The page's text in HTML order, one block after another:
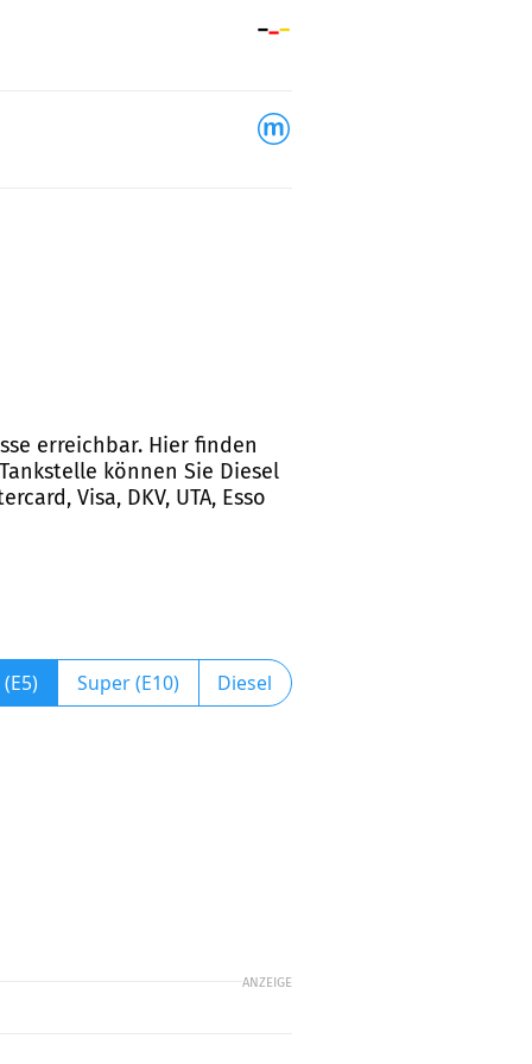
erreichbar. Hier finden
können Sie Diesel
Visa, DKV, UTA, Esso
Super (E10) Diesel
ANZEIGE